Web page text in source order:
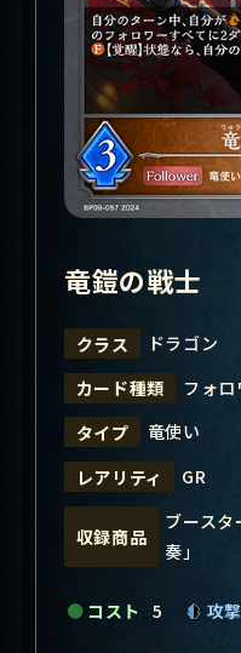
竜鎧の戦士
クラス
ドラゴン
カード種類
フォロ
タイプ
竜使い
レアリティ
GR
収録商品
ブース
奏」
コスト 5 攻